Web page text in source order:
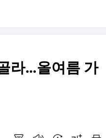
라…올여름 가